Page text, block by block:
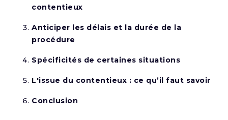
contentieux
Anticiper les délais et la durée de la
procédure
Spécificités de certaines situations
L'issue du contentieux : ce qu’il faut savoir
Conclusion